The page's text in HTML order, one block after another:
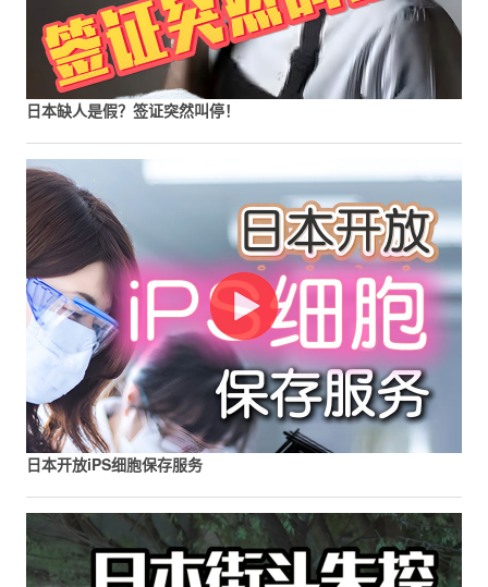
日本缺人是假？签证突然叫停！
日本开放iPS细胞保存服务